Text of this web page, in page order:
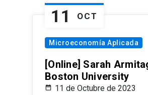
11 OCT
Microeconomía Aplicada
[Online] Sarah
Boston University
11 de Octubre de 2023